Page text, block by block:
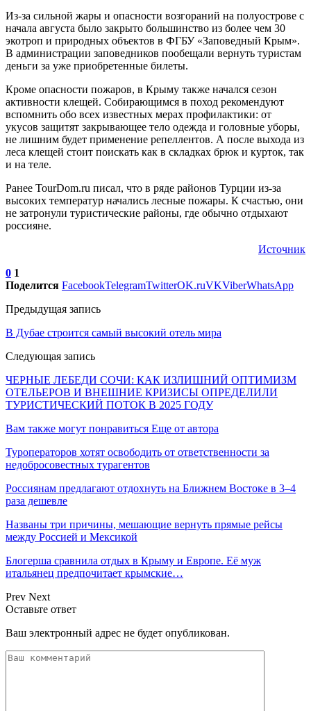
Из-за сильной жары и опасности возгораний на полуострове с
начала августа было закрыто большинство из более чем 30
экотроп и природных объектов в ФГБУ «Заповедный Крым».
В администрации заповедников пообещали вернуть туристам
деньги за уже приобретенные билеты.
Кроме опасности пожаров, в Крыму также начался сезон
активности клещей. Собирающимся в поход рекомендуют
вспомнить обо всех известных мерах профилактики: от
укусов защитят закрывающее тело одежда и головные уборы,
не лишним будет применение репеллентов. А после выхода из
леса клещей стоит поискать как в складках брюк и курток, так
и на теле.
Ранее TourDom.ru писал, что в ряде районов Турции из-за
высоких температур начались лесные пожары. К счастью, они
не затронули туристические районы, где обычно отдыхают
россияне.
Источник
0 1
Поделится FacebookTelegramTwitterOK.ruVKViberWhatsApp
Предыдущая запись
В Дубае строится самый высокий отель мира
Следующая запись
ЧЕРНЫЕ ЛЕБЕДИ СОЧИ: КАК ИЗЛИШНИЙ ОПТИМИЗМ
ОТЕЛЬЕРОВ И ВНЕШНИЕ КРИЗИСЫ ОПРЕДЕЛИЛИ
ТУРИСТИЧЕСКИЙ ПОТОК В 2025 ГОДУ
Вам также могут понравиться Еще от автора
Туроператоров хотят освободить от ответственности за
недобросовестных турагентов
Россиянам предлагают отдохнуть на Ближнем Востоке в 3–4
раза дешевле
Названы три причины, мешающие вернуть прямые рейсы
между Россией и Мексикой
Блогерша сравнила отдых в Крыму и Европе. Её муж
итальянец предпочитает крымские…
Prev Next
Оставьте ответ
Ваш электронный адрес не будет опубликован.